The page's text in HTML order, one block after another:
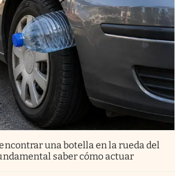
una botella en la rueda del
saber cómo actuar